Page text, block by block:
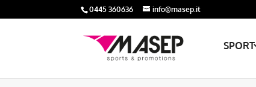
0445 360636 info@masep.it
SPORT